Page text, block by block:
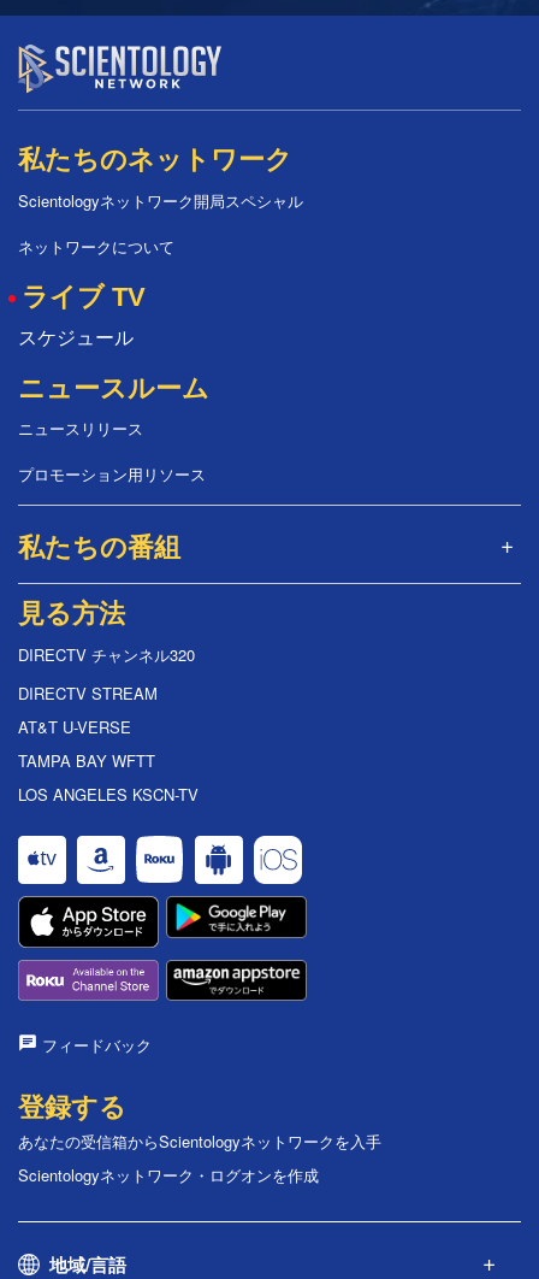
私たちのネットワーク
Scientologyネットワーク開局スペシャル
ネットワークについて
ライブ TV
スケジュール
ニュースルーム
ニュースリリース
プロモーション用リソース
私たちの番組
見る方法
DIRECTV チャンネル320
DIRECTV STREAM
AT&T U-VERSE
TAMPA BAY WFTT
LOS ANGELES KSCN-TV
フィードバック
登録する
あなたの受信箱からScientologyネットワークを入手
Scientologyネットワーク・ログオンを作成
地域/言語